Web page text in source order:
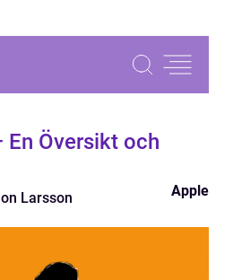
Översikt och
Larsson Apple